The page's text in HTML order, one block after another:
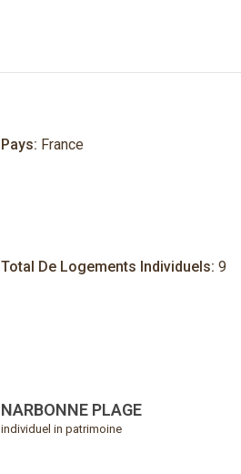
Pays: France
Total De Logements Individuels: 9
NARBONNE PLAGE
individuel in patrimoine